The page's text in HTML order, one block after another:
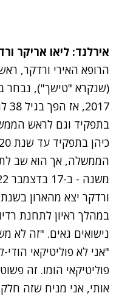
אירלנד: ליאו אריקר
הרופא האירי ורדקר,
(שנקרא "טישך"), נבחר
בתפקיד וגם לראש
הממשלה, אך הוא שב
משנה - ב-17 בדצמבר 2022.
במהלך ראיון לתחנת
נישואים גאים. "זה לא
"אני לא פוליטיקאי
פוליטיקאי הומו. זה
אותי, אני מניח שזה